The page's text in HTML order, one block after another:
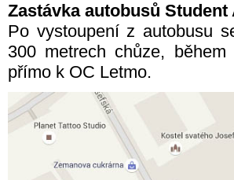
Zastávka autobusů Student
Po vystoupení z autobusu
300 metrech chůze,
přímo k OC Letmo.